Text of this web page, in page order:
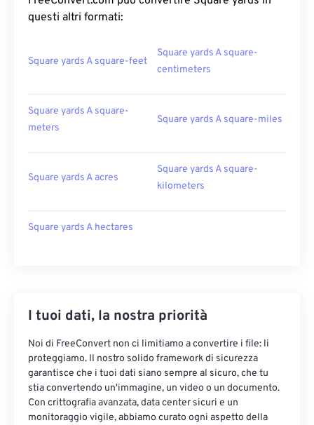
questi altri formati:
Square yards A square-feet
Square yards A square-
centimeters
Square yards A square-
meters
Square yards A square-miles
Square yards A acres
Square yards A square-
kilometers
Square yards A hectares
I tuoi dati, la nostra priorità
Noi di FreeConvert non ci limitiamo a convertire i file: li
proteggiamo. Il nostro solido framework di sicurezza
garantisce che i tuoi dati siano sempre al sicuro, che tu
stia convertendo un'immagine, un video o un documento.
Con crittografia avanzata, data center sicuri e un
monitoraggio vigile, abbiamo curato ogni aspetto della